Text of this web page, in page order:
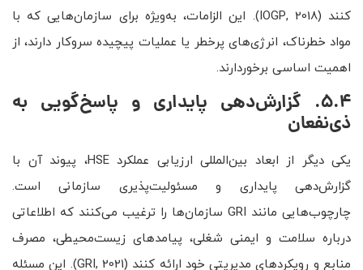
کنند (IOGP, 2018). این الزامات، به‌ویژه برای سازمان‌هایی که با
مواد خطرناک، انرژی‌های پرخطر یا عملیات پیچیده سروکار دارند، از
اهمیت اساسی برخوردارند.
5.4. گزارش‌دهی پایداری و پاسخ‌گویی به
ذی‌نفعان
یکی دیگر از ابعاد بین‌المللی ارزیابی عملکرد HSE، پیوند آن با
گزارش‌دهی پایداری و مسئولیت‌پذیری سازمانی است.
چارچوب‌هایی مانند GRI سازمان‌ها را ترغیب می‌کنند که اطلاعاتی
درباره سلامت و ایمنی شغلی، پیامدهای زیست‌محیطی، مصرف
منابع و رویکردهای مدیریتی خود ارائه کنند (GRI, 2021). این مسئله